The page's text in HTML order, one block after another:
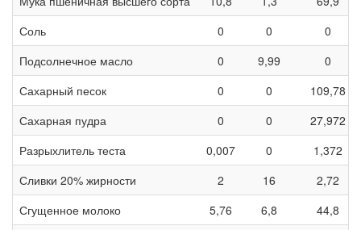
Соль
0 0
0
Подсолнечное масло
0 9,99
0
Сахарный песок
0 0
109,78
Сахарная пудра
0 0
27,972
Разрыхлитель теста
0,007 0
1,372
Сливки 20% жирности
2 16
2,72
Сгущенное молоко
5,76 6,8
44,8